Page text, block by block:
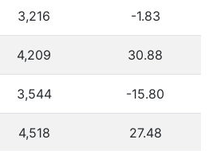
3,216 -1.83
4,209 30.88
3,544 -15.80
4,518 27.48